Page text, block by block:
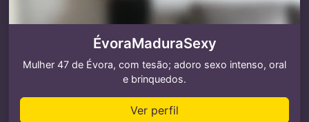
ÉvoraMaduraSexy
Mulher 47 de Évora, com tesão; adoro sexo intenso, oral
e brinquedos.
Ver perfil